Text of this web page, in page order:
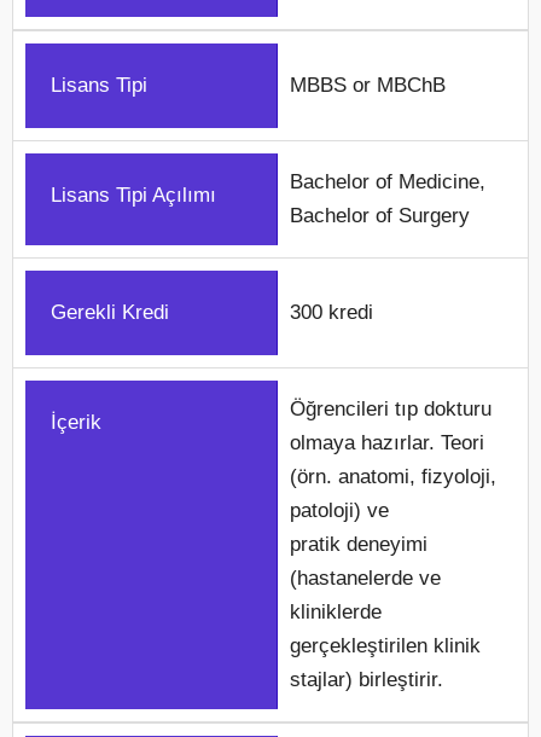
Lisans Tipi MBBS or MBChB
Lisans Tipi Açılımı
Bachelor of Medicine,
Bachelor of Surgery
Gerekli Kredi 300 kredi
İçerik
Öğrencileri tıp dokturu
olmaya hazırlar. Teori
(örn. anatomi, fizyoloji,
patoloji) ve
pratik deneyimi
(hastanelerde ve
kliniklerde
gerçekleştirilen klinik
stajlar) birleştirir.